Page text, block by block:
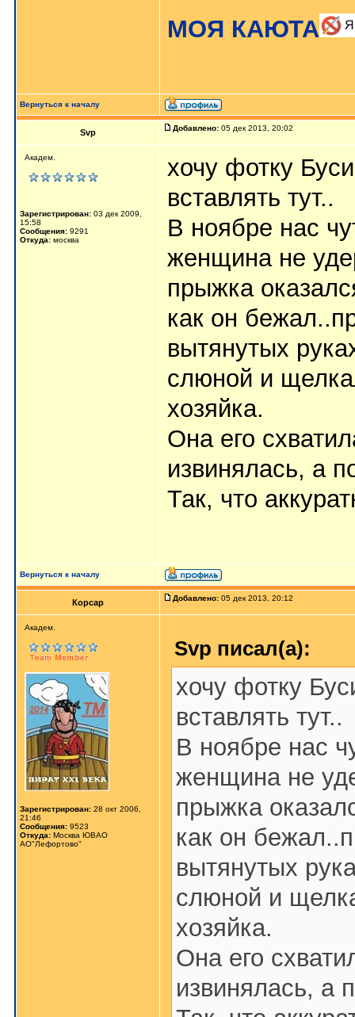
МОЯ КАЮТА
Вернуться к началу
Svp Добавлено: 05 дек 2013, 20:02
Академ.
Зарегистрирован: 03 дек 2009,
15:58
Сообщения: 9291
Откуда: москва
хочу фотку
вставлять тут..
В ноябре нас
женщина не
прыжка
как он
вытянутых
слюной и
хозяйка.
Она его
извинялась, а
Так, что
Вернуться к началу
Корсар Добавлено: 05 дек 2013, 20:12
Aкaдeм.
Зарегистрирован: 28 окт 2006,
21:46
Сообщения: 9523
Откуда: Москва ЮВАО
АО"Лефортово"
Svp писал(а):
хочу фотку
вставлять тут..
В ноябре нас
женщина не
прыжка
как он
вытянутых
слюной и
хозяйка.
Она его
извинялась, а